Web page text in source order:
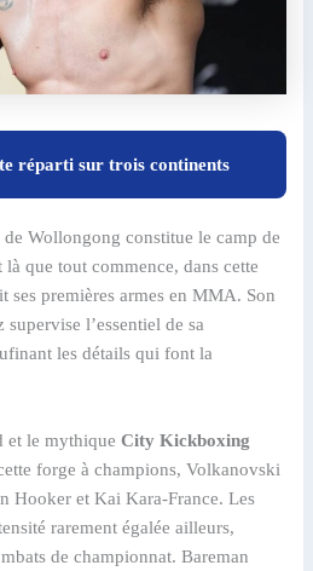
réparti sur trois continents
Wollongong constitue le camp de
là que tout commence, dans cette
ses premières armes en MMA. Son
l’essentiel de sa
les détails qui font la
et le mythiqueCity Kickboxing
forge à champions, Volkanovski
Hooker et Kai Kara-France. Les
rarement égalée ailleurs,
de championnat. Bareman